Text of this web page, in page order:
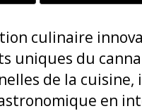
culinaire
uniques du
de la
en